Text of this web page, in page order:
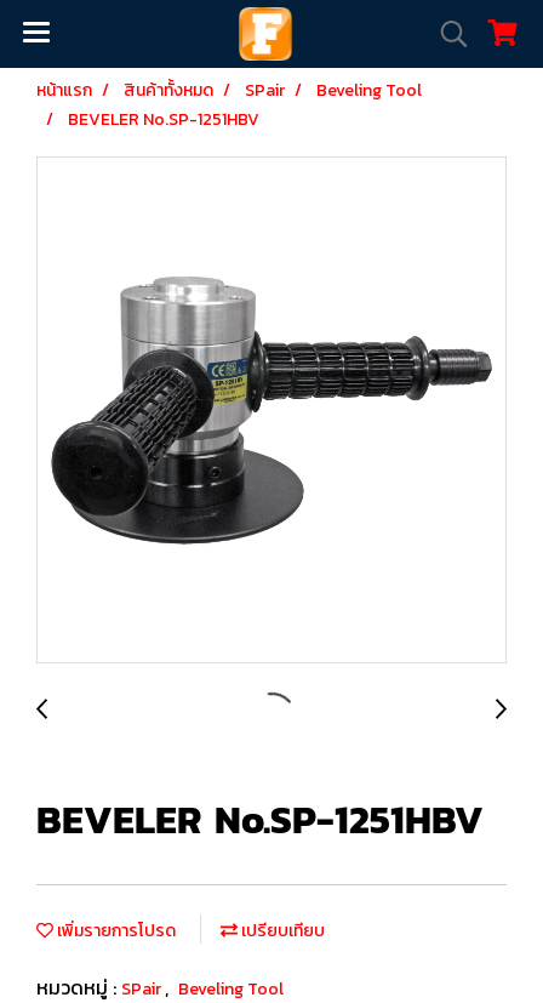
หน้าแรก สินค้าทั้งหมด SPair
Beveling Tool
BEVELER No.SP-1251HBV
BEVELER No.SP-1251HBV
เพิ่มรายการโปรด เปรียบเทียบ
หมวดหมู่ : SPair, Beveling Tool